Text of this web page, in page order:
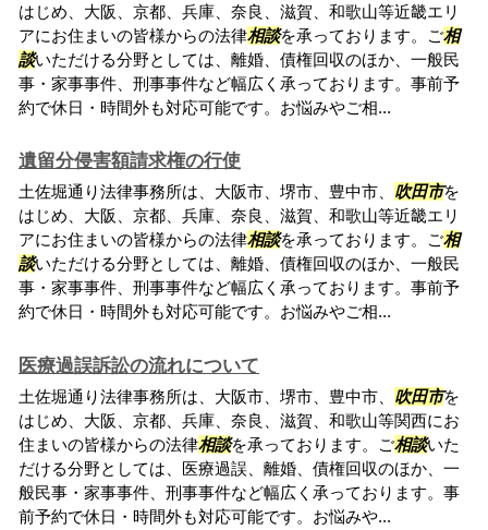
はじめ、大阪、京都、兵庫、奈良、滋賀、和歌山等近畿エリ
アにお住まいの皆様からの法律相談を承っております。ご相
談いただける分野としては、離婚、債権回収のほか、一般民
事・家事事件、刑事事件など幅広く承っております。事前予
約で休日・時間外も対応可能です。お悩みやご相...
遺留分侵害額請求権の行使
土佐堀通り法律事務所は、大阪市、堺市、豊中市、 吹田市を
はじめ、大阪、京都、兵庫、奈良、滋賀、和歌山等近畿エリ
アにお住まいの皆様からの法律相談を承っております。ご相
談いただける分野としては、離婚、債権回収のほか、一般民
事・家事事件、刑事事件など幅広く承っております。事前予
約で休日・時間外も対応可能です。お悩みやご相...
医療過誤訴訟の流れについて
土佐堀通り法律事務所は、大阪市、堺市、豊中市、 吹田市を
はじめ、大阪、京都、兵庫、奈良、滋賀、和歌山等関西にお
住まいの皆様からの法律相談を承っております。ご相談いた
だける分野としては、医療過誤、離婚、債権回収のほか、一
般民事・家事事件、刑事事件など幅広く承っております。事
前予約で休日・時間外も対応可能です。お悩みや...